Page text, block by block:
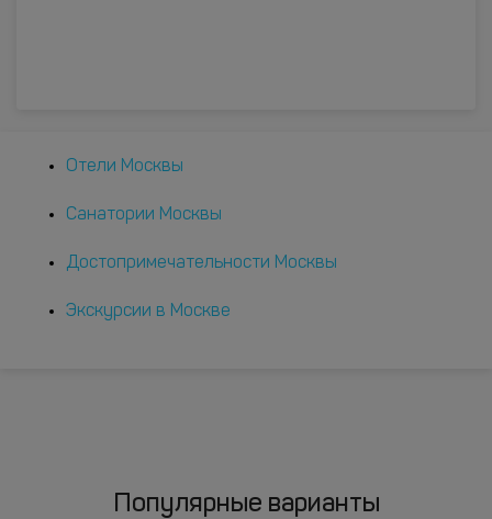
Отели Москвы
Санатории Москвы
Достопримечательности Москвы
Экскурсии в Москве
Популярные варианты